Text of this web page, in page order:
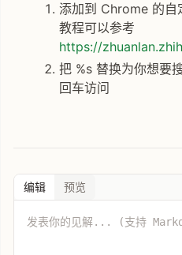
添加到 Chrome 的自
教程可以参考
https://
把 %s 替换为你想要
回车访问
编辑 预览